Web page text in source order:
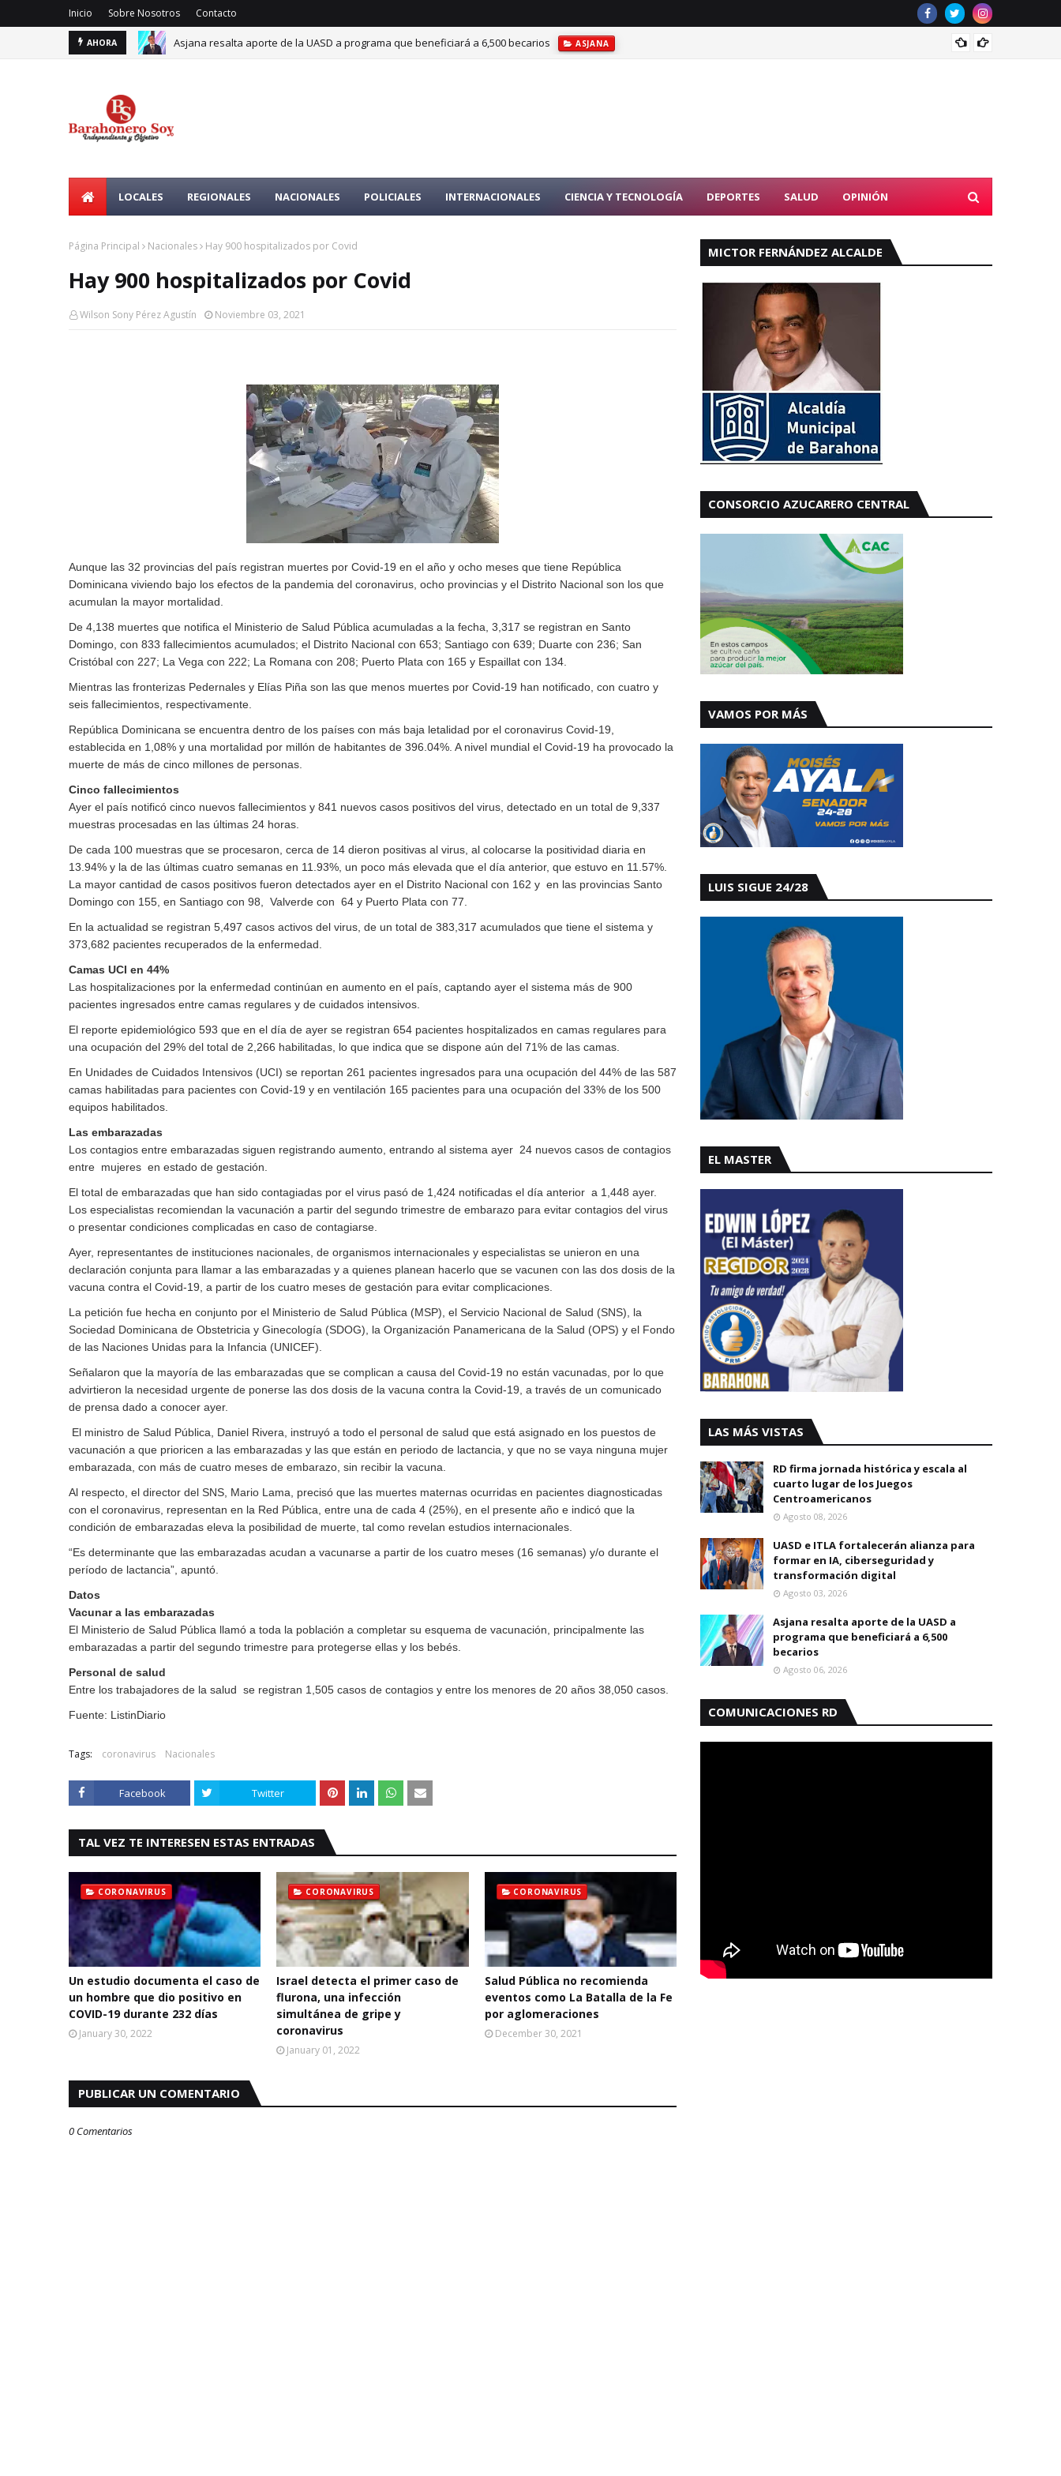
Inicio Sobre Nosotros Contacto
AHORA UASD e ITLA fortalecerán alianza para formar en IA, ciberseguridad y transformación digital
LOCALES REGIONALES NACIONALES POLICIALES INTERNACIONALES CIENCIA Y TECNOLOGÍA DEPORTES SALUD OPINIÓN
Página Principal Nacionales Hay 900 hospitalizados por Covid
Hay 900 hospitalizados por Covid
Wilson Sony Pérez Agustín Noviembre 03, 2021
Aunque las 32 provincias del país registran muertes por Covid-19 en el año y ocho meses que tiene República
Dominicana viviendo bajo los efectos de la pandemia del coronavirus, ocho provincias y el Distrito Nacional son los que
acumulan la mayor mortalidad.
De 4,138 muertes que notifica el Ministerio de Salud Pública acumuladas a la fecha, 3,317 se registran en Santo
Domingo, con 833 fallecimientos acumulados; el Distrito Nacional con 653; Santiago con 639; Duarte con 236; San
Cristóbal con 227; La Vega con 222; La Romana con 208; Puerto Plata con 165 y Espaillat con 134.
Mientras las fronterizas Pedernales y Elías Piña son las que menos muertes por Covid-19 han notificado, con cuatro y
seis fallecimientos, respectivamente.
República Dominicana se encuentra dentro de los países con más baja letalidad por el coronavirus Covid-19,
establecida en 1,08% y una mortalidad por millón de habitantes de 396.04%. A nivel mundial el Covid-19 ha provocado la
muerte de más de cinco millones de personas.
Cinco fallecimientos
Ayer el país notificó cinco nuevos fallecimientos y 841 nuevos casos positivos del virus, detectado en un total de 9,337
muestras procesadas en las últimas 24 horas.
De cada 100 muestras que se procesaron, cerca de 14 dieron positivas al virus, al colocarse la positividad diaria en
13.94% y la de las últimas cuatro semanas en 11.93%, un poco más elevada que el día anterior, que estuvo en 11.57%.
La mayor cantidad de casos positivos fueron detectados ayer en el Distrito Nacional con 162 y en las provincias Santo
Domingo con 155, en Santiago con 98, Valverde con 64 y Puerto Plata con 77.
En la actualidad se registran 5,497 casos activos del virus, de un total de 383,317 acumulados que tiene el sistema y
373,682 pacientes recuperados de la enfermedad.
Camas UCI en 44%
Las hospitalizaciones por la enfermedad continúan en aumento en el país, captando ayer el sistema más de 900
pacientes ingresados entre camas regulares y de cuidados intensivos.
El reporte epidemiológico 593 que en el día de ayer se registran 654 pacientes hospitalizados en camas regulares para
una ocupación del 29% del total de 2,266 habilitadas, lo que indica que se dispone aún del 71% de las camas.
En Unidades de Cuidados Intensivos (UCI) se reportan 261 pacientes ingresados para una ocupación del 44% de las 587
camas habilitadas para pacientes con Covid-19 y en ventilación 165 pacientes para una ocupación del 33% de los 500
equipos habilitados.
Las embarazadas
Los contagios entre embarazadas siguen registrando aumento, entrando al sistema ayer 24 nuevos casos de contagios
entre mujeres en estado de gestación.
El total de embarazadas que han sido contagiadas por el virus pasó de 1,424 notificadas el día anterior a 1,448 ayer.
Los especialistas recomiendan la vacunación a partir del segundo trimestre de embarazo para evitar contagios del virus
o presentar condiciones complicadas en caso de contagiarse.
Ayer, representantes de instituciones nacionales, de organismos internacionales y especialistas se unieron en una
declaración conjunta para llamar a las embarazadas y a quienes planean hacerlo que se vacunen con las dos dosis de la
vacuna contra el Covid-19, a partir de los cuatro meses de gestación para evitar complicaciones.
La petición fue hecha en conjunto por el Ministerio de Salud Pública (MSP), el Servicio Nacional de Salud (SNS), la
Sociedad Dominicana de Obstetricia y Ginecología (SDOG), la Organización Panamericana de la Salud (OPS) y el Fondo
de las Naciones Unidas para la Infancia (UNICEF).
Señalaron que la mayoría de las embarazadas que se complican a causa del Covid-19 no están vacunadas, por lo que
advirtieron la necesidad urgente de ponerse las dos dosis de la vacuna contra la Covid-19, a través de un comunicado
de prensa dado a conocer ayer.
El ministro de Salud Pública, Daniel Rivera, instruyó a todo el personal de salud que está asignado en los puestos de
vacunación a que prioricen a las embarazadas y las que están en periodo de lactancia, y que no se vaya ninguna mujer
embarazada, con más de cuatro meses de embarazo, sin recibir la vacuna.
Al respecto, el director del SNS, Mario Lama, precisó que las muertes maternas ocurridas en pacientes diagnosticadas
con el coronavirus, representan en la Red Pública, entre una de cada 4 (25%), en el presente año e indicó que la
condición de embarazadas eleva la posibilidad de muerte, tal como revelan estudios internacionales.
“Es determinante que las embarazadas acudan a vacunarse a partir de los cuatro meses (16 semanas) y/o durante el
período de lactancia”, apuntó.
Datos
Vacunar a las embarazadas
El Ministerio de Salud Pública llamó a toda la población a completar su esquema de vacunación, principalmente las
embarazadas a partir del segundo trimestre para protegerse ellas y los bebés.
Personal de salud
Entre los trabajadores de la salud se registran 1,505 casos de contagios y entre los menores de 20 años 38,050 casos.
Fuente: ListinDiario
Tags: coronavirus Nacionales
Facebook Twitter
TAL VEZ TE INTERESEN ESTAS ENTRADAS
CORONAVIRUS
Un estudio documenta el caso de
un hombre que dio positivo en
COVID-19 durante 232 días
January 30, 2022
CORONAVIRUS
Israel detecta el primer caso de
flurona, una infección
simultánea de gripe y
coronavirus
January 01, 2022
CORONAVIRUS
Salud Pública no recomienda
eventos como La Batalla de la Fe
por aglomeraciones
December 30, 2021
PUBLICAR UN COMENTARIO
0 Comentarios
MICTOR FERNÁNDEZ ALCALDE
CONSORCIO AZUCARERO CENTRAL
VAMOS POR MÁS
LUIS SIGUE 24/28
EL MASTER
LAS MÁS VISTAS
RD firma jornada histórica y escala al
cuarto lugar de los Juegos
Centroamericanos
Agosto 08, 2026
UASD e ITLA fortalecerán alianza para
formar en IA, ciberseguridad y
transformación digital
Agosto 03, 2026
Asjana resalta aporte de la UASD a
programa que beneficiará a 6,500
becarios
Agosto 06, 2026
COMUNICACIONES RD